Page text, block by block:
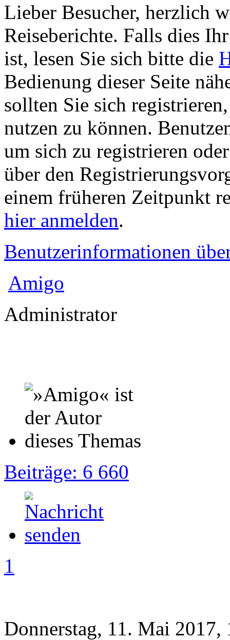
Lieber Besucher, herzlich
Reiseberichte. Falls dies
ist, lesen Sie sich bitte die
Bedienung dieser Seite
sollten Sie sich
nutzen zu können.
um sich zu registrieren
über den
einem früheren Zeitpunkt
hier anmelden.
Benutzerinformationen
Amigo
Administrator
Beiträge: 6 660
1
Donnerstag, 11. Mai 2017,